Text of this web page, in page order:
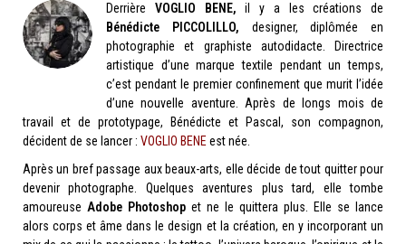
Derrière VOGLIO BENE,il y a les créations de
Bénédicte PICCOLILLO, designer, diplômée en
photographie et graphiste autodidacte. Directrice
artistique d’une marque textile pendant un temps,
c’est pendant le premier confinement que murit l’idée
d’une nouvelle aventure. Après de longs mois de
travail et de prototypage, Bénédicte et Pascal, son compagnon,
décident de se lancer : VOGLIO BENEest née.
Après un bref passage aux beaux-arts, elle décide de tout quitter pour
devenir photographe. Quelques aventures plus tard, elle tombe
amoureuse Adobe Photoshop et ne le quittera plus. Elle se lance
alors corps et âme dans le design et la création, en y incorporant un